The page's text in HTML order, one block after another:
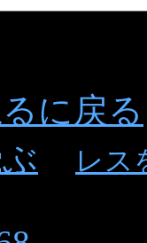
に戻る
レス